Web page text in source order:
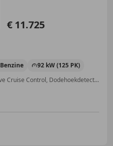
€ 11.725
Benzine
92 kW (125 PK)
Parkeerhulp met camera, Adaptieve Cruise Control, Dodehoekdetectie, Voorruitverwarming, Lane Departure Warning Systeem, Getinte ramen, Parkeerhulp voor, Apple CarPlay